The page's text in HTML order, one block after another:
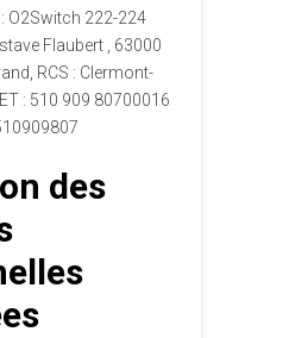
O2Switch 222-224
Flaubert , 63000
RCS : Clermont-
: 510 909 80700016
des